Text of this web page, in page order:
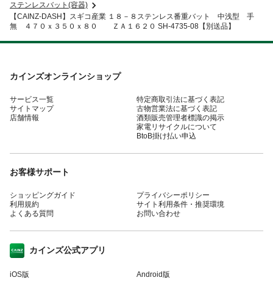
ステンレスバット(容器)
【CAINZ-DASH】スギコ産業 １８－８ステンレス番重バット 中浅型 手
無 ４７０ｘ３５０ｘ８０ ＺＡ１６２０ SH-4735-08【別送品】
カインズオンラインショップ
サービス一覧
サイトマップ
店舗情報
特定商取引法に基づく表記
古物営業法に基づく表記
酒類販売管理者標識の掲示
家電リサイクルについて
BtoB掛け払い申込
お客様サポート
ショッピングガイド
利用規約
よくある質問
プライバシーポリシー
サイト利用条件・推奨環境
お問い合わせ
カインズ公式アプリ
iOS版 Android版